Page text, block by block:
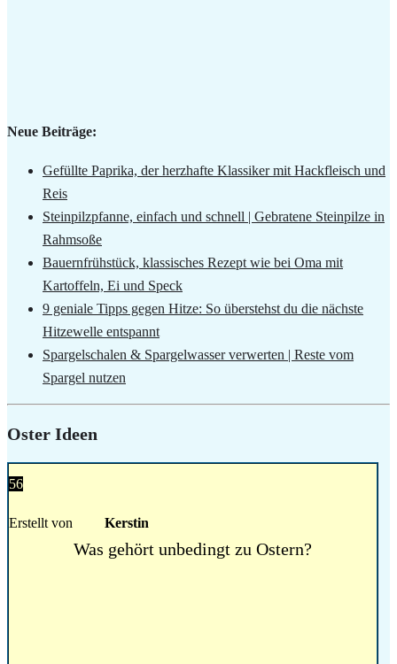
Neue Beiträge:
Gefüllte Paprika, der herzhafte Klassiker mit Hackfleisch und
Reis
Steinpilzpfanne, einfach und schnell | Gebratene Steinpilze in
Rahmsoße
Bauernfrühstück, klassisches Rezept wie bei Oma mit
Kartoffeln, Ei und Speck
9 geniale Tipps gegen Hitze: So überstehst du die nächste
Hitzewelle entspannt
Spargelschalen & Spargelwasser verwerten | Reste vom
Spargel nutzen
Oster Ideen
56
Erstellt von Kerstin
Was gehört unbedingt zu Ostern?